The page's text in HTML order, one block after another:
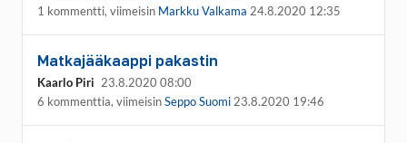
1 kommentti, viimeisin Markku Valkama 24.8.2020 12:35
Matkajääkaappi pakastin
Kaarlo Piri 23.8.2020 08:00
6 kommenttia, viimeisinSeppo Suomi 23.8.2020 19:46